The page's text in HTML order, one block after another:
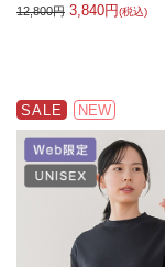
12,800円 3,840円(税込)
SALE NEW